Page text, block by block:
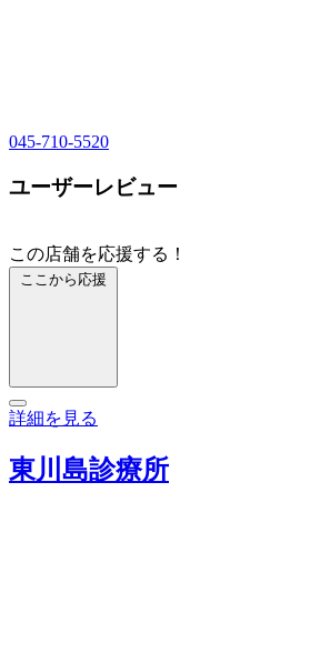
045-710-5520
ユーザーレビュー
この店舗を応援する！
ここから応援
詳細を見る
東川島診療所